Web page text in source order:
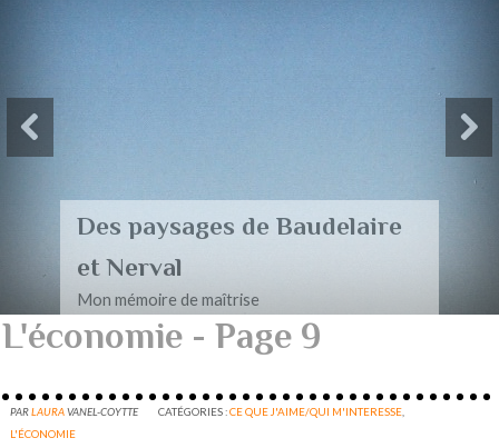
Des paysages de Baudelaire
et Nerval
Mon mémoire de maîtrise
L'économie - Page 9
PARLAURAVANEL-COYTTE CATÉGORIES :CE QUE J'AIME/QUI M'INTERESSE
L'ÉCONOMIE